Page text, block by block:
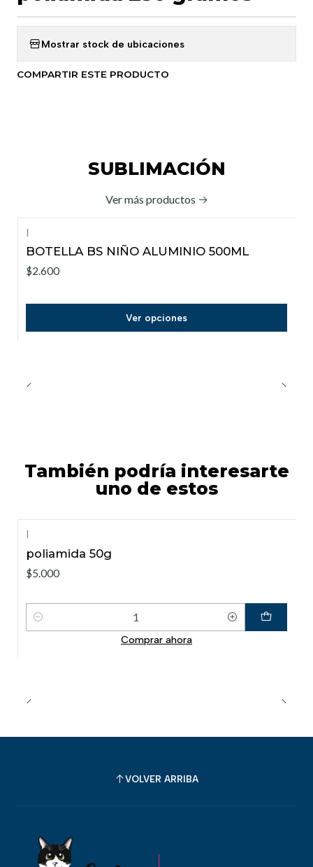
Mostrar stock de ubicaciones
COMPARTIR ESTE PRODUCTO
SUBLIMACIÓN
Ver más productos
|
BOTELLA BS NIÑO ALUMINIO 500ML
$2.600
Ver opciones
También podría interesarte
uno de estos
|
poliamida 50g
$5.000
Cantidad
Comprar ahora
VOLVER ARRIBA